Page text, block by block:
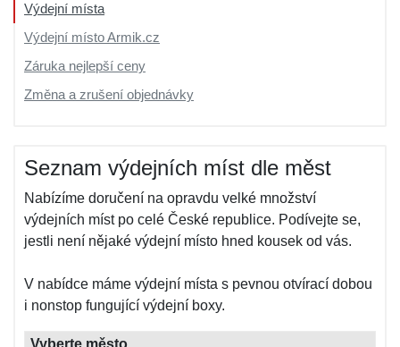
Výdejní místa
Výdejní místo Armik.cz
Záruka nejlepší ceny
Změna a zrušení objednávky
Seznam výdejních míst dle měst
Nabízíme doručení na opravdu velké množství
výdejních míst po celé České republice. Podívejte se,
jestli není nějaké výdejní místo hned kousek od vás.
V nabídce máme výdejní místa s pevnou otvírací dobou
i nonstop fungující výdejní boxy.
Vyberte město